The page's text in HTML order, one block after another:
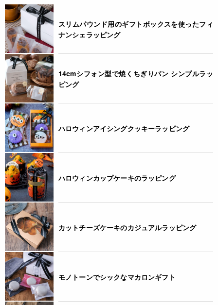
スリムパウンド用のギフトボックスを使ったフィ
ナンシェラッピング
14cmシフォン型で焼くちぎりパン シンプルラッ
ピング
ハロウィンアイシングクッキーラッピング
ハロウィンカップケーキのラッピング
カットチーズケーキのカジュアルラッピング
モノトーンでシックなマカロンギフト